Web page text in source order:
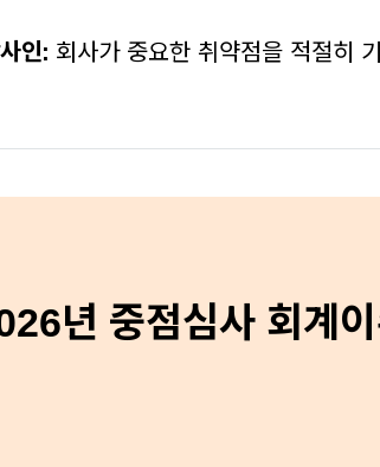
인: 회사가 중요한 취약점을 적절히
년 중점심사 회계